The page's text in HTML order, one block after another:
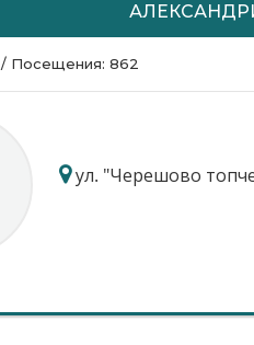
/ Посещения: 862
ул. "Черешово